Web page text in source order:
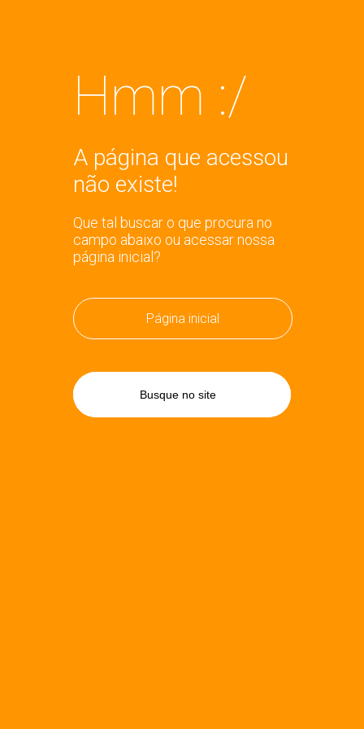
Hmm :/
A página que acessou
não existe!
Que tal buscar o que procura no
campo abaixo ou acessar nossa
página inicial?
Página inicial